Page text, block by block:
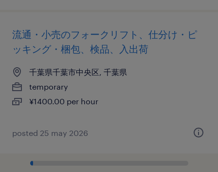
流通・小売のフォークリフト、仕分け・ピ
ッキング・梱包、検品、入出荷
千葉県千葉市中央区, 千葉県
temporary
¥1400.00 per hour
posted 25 may 2026